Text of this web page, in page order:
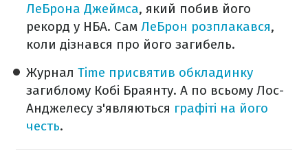
ЛеБрона Джеймса, який побив його
рекорд у НБА. Сам ЛеБрон розплакався,
коли дізнався про його загибель.
Журнал Time присвятив обкладинку
загиблому Кобі Браянту. А по всьому Лос-
Анджелесу з'являються графіті на його
честь.